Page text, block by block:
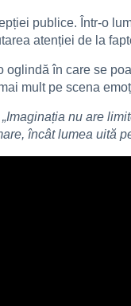
publice. Într-o
atenției de la
în care se
mult pe scena
„Imaginația nu are
încât lumea uită